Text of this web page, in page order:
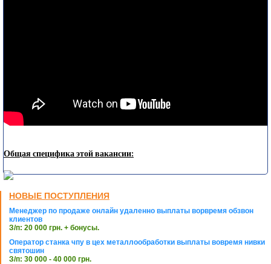
Общая специфика этой вакансии:
НОВЫЕ ПОСТУПЛЕНИЯ
Менеджер по продаже онлайн удаленно выплаты ворвремя обзвон
клиентов
З/п: 20 000 грн. + бонусы.
Оператор станка чпу в цех металлообработки выплаты вовремя нивки
святошин
З/п: 30 000 - 40 000 грн.